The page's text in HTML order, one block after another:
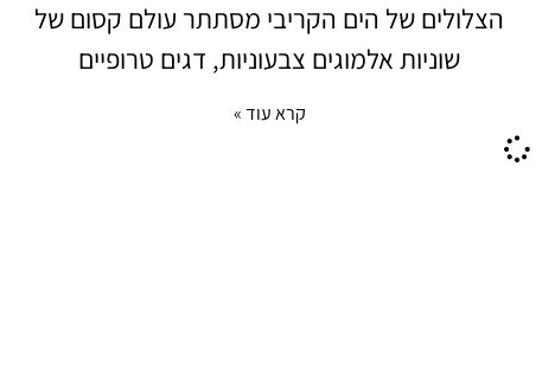
הצלולים של הים הקריבי מסתתר עולם קסום של
שוניות אלמוגים צבעוניות, דגים טרופיים
קרא עוד »